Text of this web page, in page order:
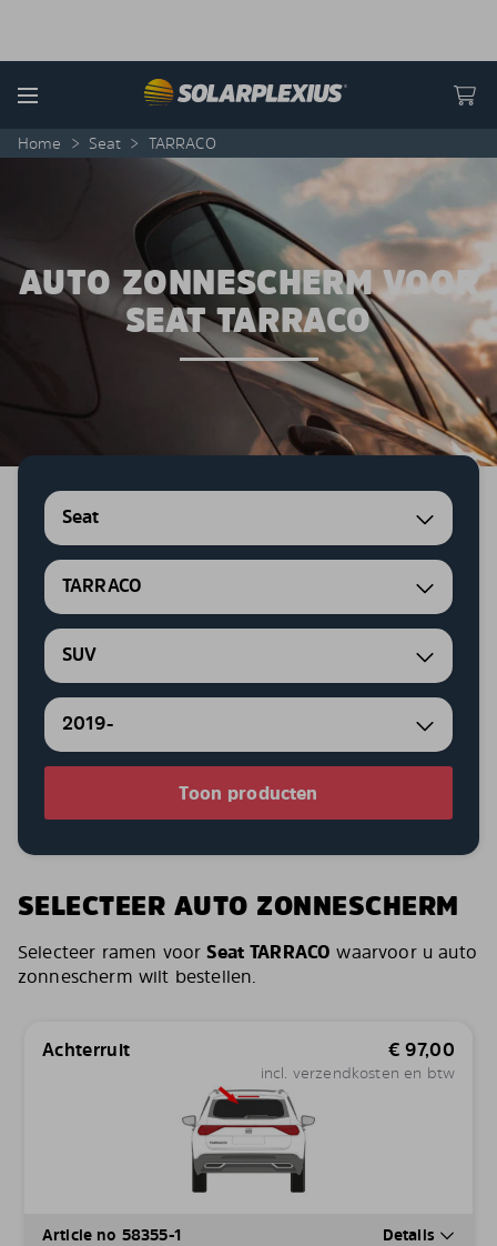
Menu
Home > Seat > TARRACO
AUTO ZONNESCHERM VOOR
SEAT TARRACO
Seat
TARRACO
SUV
2019-
Toon producten
SELECTEER AUTO ZONNESCHERM
Selecteer ramen voorSeat TARRACO waarvoor u auto
zonnescherm wilt bestellen.
Achterruit € 97,00
incl. verzendkosten en btw
Article no 58355-1 Details